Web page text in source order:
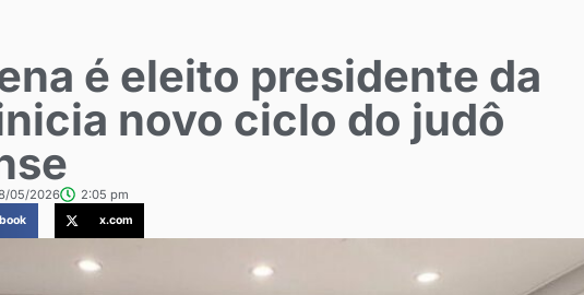
é eleito presidente da
novo ciclo do judô
05/2026 2:05 pm
x.com